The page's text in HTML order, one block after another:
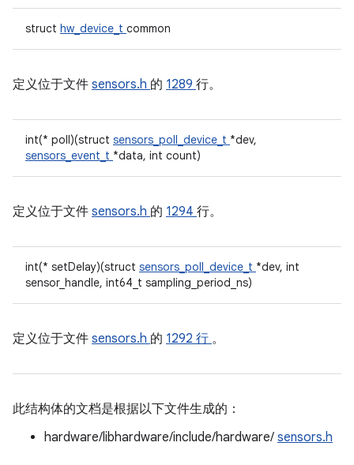
struct hw_device_t common
定义位于文件 sensors.h 的 1289 行。
int(* poll)(struct sensors_poll_device_t *dev,
sensors_event_t *data, int count)
定义位于文件 sensors.h 的 1294 行。
int(* setDelay)(struct sensors_poll_device_t *dev, int
sensor_handle, int64_t sampling_period_ns)
定义位于文件 sensors.h 的 1292 行 。
此结构体的文档是根据以下文件生成的：
hardware/libhardware/include/hardware/ sensors.h